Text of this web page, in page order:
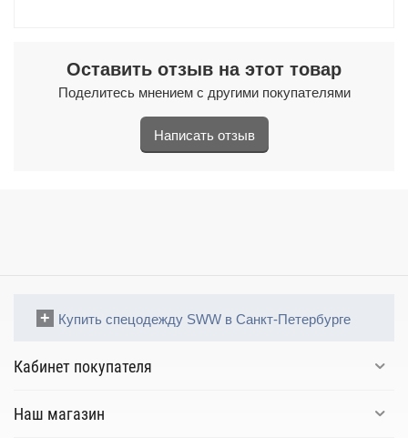
Оставить отзыв на этот товар
Поделитесь мнением с другими покупателями
Написать отзыв
Купить спецодежду SWW в Санкт-Петербурге
Кабинет покупателя
Наш магазин